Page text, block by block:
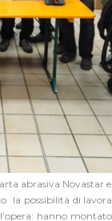
abrasiva Novastar e
possibilità di
hanno